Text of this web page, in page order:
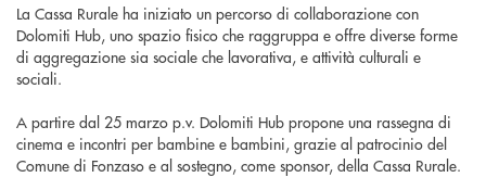
La Cassa Rurale ha iniziato un percorso di collaborazione con
Dolomiti Hub, uno spazio fisico che raggruppa e offre diverse forme
di aggregazione sia sociale che lavorativa, e attività culturali e
sociali.
A partire dal 25 marzo p.v. Dolomiti Hub propone una rassegna di
cinema e incontri per bambine e bambini, grazie al patrocinio del
Comune di Fonzaso e al sostegno, come sponsor, della Cassa Rurale.